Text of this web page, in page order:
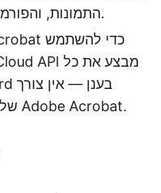
התמונות, והפורמטים נשמרים במהלך ההמרה.
בממיר קבצי PDF ל- Word של Adobe Acrobat.